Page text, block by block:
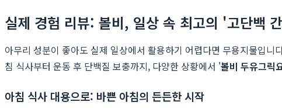
실제 경험 리뷰: 볼비, 일상 속 최고의 '고단백
아무리 성분이 좋아도 실제 일상에서 활용하기 어렵다면 무용지물입
침 식사부터 운동 후 단백질 보충까지, 다양한 상황에서 '볼비 두유그릭
아침 식사 대용으로: 바쁜 아침의 든든한 시작